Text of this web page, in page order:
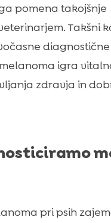
pomena takojšnje
Takšni
diagnostične
igra
zdravja in
pri psih